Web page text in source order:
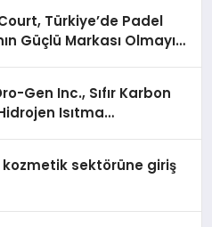
Türkiye’de Padel
Güçlü Markası Olmayı
Gen Inc., Sıfır Karbon
Isıtma
kozmetik sektörüne giriş